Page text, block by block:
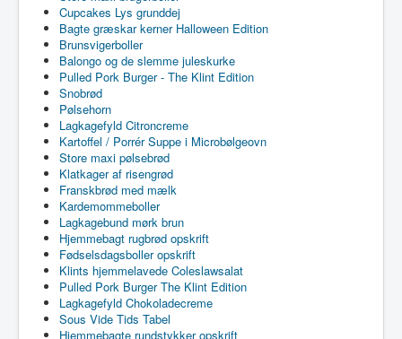
Cupcakes Lys grunddej
Bagte græskar kerner Halloween Edition
Brunsvigerboller
Balongo og de slemme juleskurke
Pulled Pork Burger - The Klint Edition
Snobrød
Pølsehorn
Lagkagefyld Citroncreme
Kartoffel / Porrér Suppe i Microbølgeovn
Store maxi pølsebrød
Klatkager af risengrød
Franskbrød med mælk
Kardemommeboller
Lagkagebund mørk brun
Hjemmebagt rugbrød opskrift
Fødselsdagsboller opskrift
Klints hjemmelavede Coleslawsalat
Pulled Pork Burger The Klint Edition
Lagkagefyld Chokoladecreme
Sous Vide Tids Tabel
Hjemmebagte rundstykker opskrift